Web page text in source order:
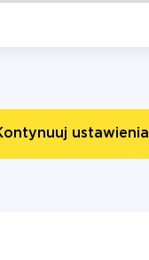
ustawienia